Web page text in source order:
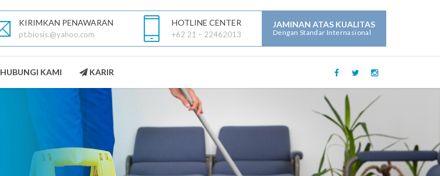
KIRIMKAN PENAWARAN
pt.biosis.@yahoo.com
HOTLINE CENTER
+62 21 – 22462013
JAMINAN ATAS KUALITAS
Dengan Standar Internasional
LAYANAN JASA LAINNYA :
Mechanical Electrical Plumbing (
MEP )
Security
Building Maintenance
HUBUNGI KAMI KARIR